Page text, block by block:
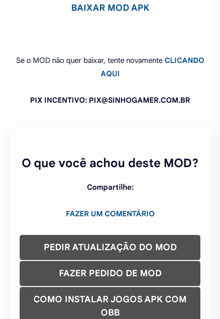
BAIXAR MOD APK
Se o MOD não quer baixar, tente novamente CLICANDO
AQUI
PIX INCENTIVO: PIX@SINHOGAMER.COM.BR
O que você achou deste MOD?
Compartilhe:
FAZER UM COMENTÁRIO
PEDIR ATUALIZAÇÃO DO MOD
FAZER PEDIDO DE MOD
COMO INSTALAR JOGOS APK COM
OBB